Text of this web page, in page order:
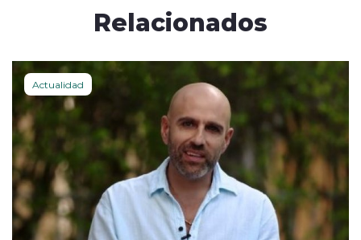
Relacionados
Actualidad